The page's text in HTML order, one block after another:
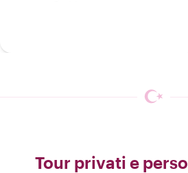
Tour privati e